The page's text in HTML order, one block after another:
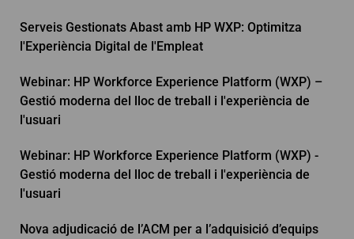
Serveis Gestionats Abast amb HP WXP: Optimitza
l'Experiència Digital de l'Empleat
Webinar: HP Workforce Experience Platform (WXP) –
Gestió moderna del lloc de treball i l'experiència de
l'usuari
Webinar: HP Workforce Experience Platform (WXP) -
Gestió moderna del lloc de treball i l'experiència de
l'usuari
Nova adjudicació de l’ACM per a l’adquisició d’equips